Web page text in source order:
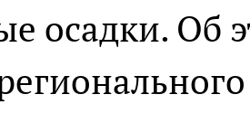
осадки. Об